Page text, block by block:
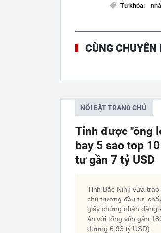
Từ khóa:
CÙNG CHUYÊN
NỔI BẬT TRANG CHỦ
Tỉnh được "ông
bay 5 sao top
tư gần 7 tỷ USD
Tỉnh Bắc Ninh vừa
chủ trương đầu tư,
giấy chứng nhận đăng
án với tổng vốn gần
đương 6,93 tỷ USD).